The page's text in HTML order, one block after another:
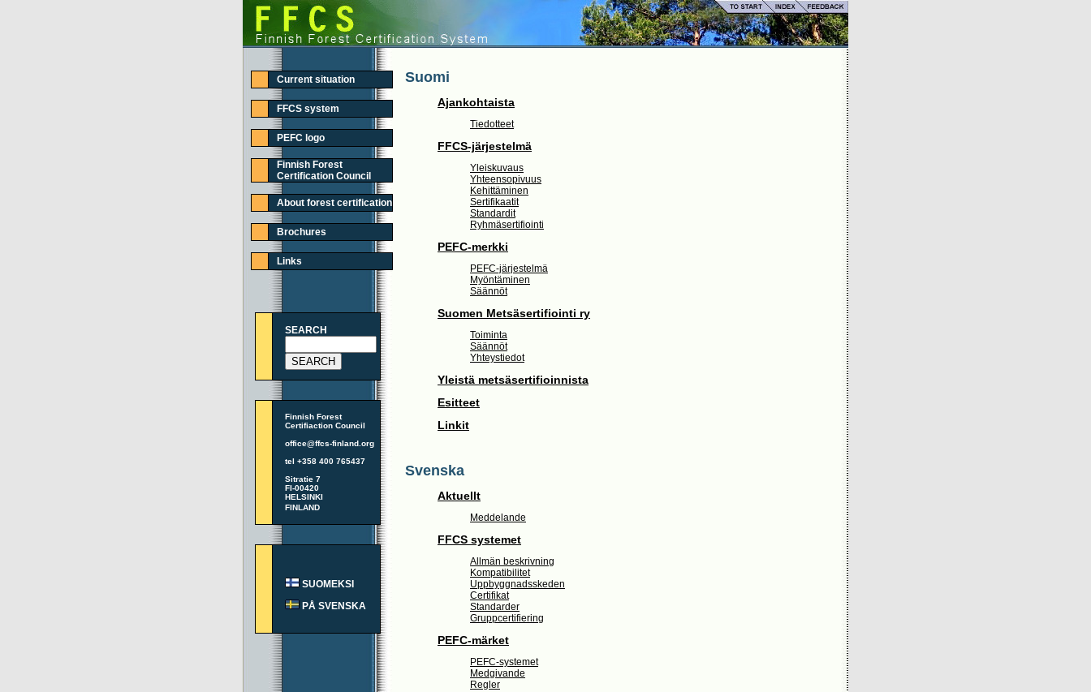
Current situation
FFCS system
PEFC logo
Finnish Forest
Certification Council
About forest certification
Brochures
Links
SEARCH
Finnish Forest
Certifiaction Council
office@ffcs-finland.org
tel +358 400 765437
Sitratie 7
FI-00420
HELSINKI
FINLAND
SUOMEKSI
PÅ SVENSKA
Suomi
Ajankohtaista
Tiedotteet
FFCS-järjestelmä
Yleiskuvaus
Yhteensopivuus
Kehittäminen
Sertifikaatit
Standardit
Ryhmäsertifiointi
PEFC-merkki
PEFC-järjestelmä
Myöntäminen
Säännöt
Suomen Metsäsertifiointi ry
Toiminta
Säännöt
Yhteystiedot
Yleistä metsäsertifioinnista
Esitteet
Linkit
Svenska
Aktuellt
Meddelande
FFCS systemet
Allmän beskrivning
Kompatibilitet
Uppbyggnadsskeden
Certifikat
Standarder
Gruppcertifiering
PEFC-märket
PEFC-systemet
Medgivande
Regler